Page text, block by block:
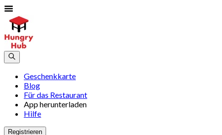
Geschenkkarte
Blog
Für das Restaurant
App herunterladen
Hilfe
Registrieren